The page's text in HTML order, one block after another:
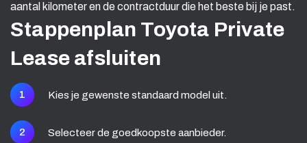
aantal kilometer en de contractduur die het beste bij je past.
Stappenplan Toyota Private
Lease afsluiten
1 Kies je gewenste standaard model uit.
2 Selecteer de goedkoopste aanbieder.